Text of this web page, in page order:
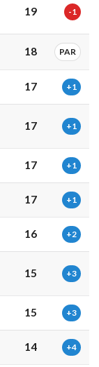
19 -1
18 PAR
17 +1
17 +1
17 +1
17 +1
16 +2
15 +3
15 +3
14 +4